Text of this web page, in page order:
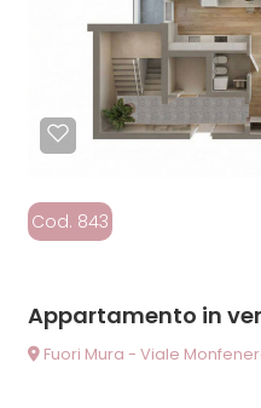
Cod. 843
Appartamento in
Fuori Mura - Viale